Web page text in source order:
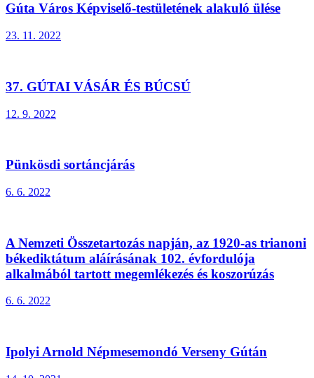
Gúta Város Képviselő-testületének alakuló ülése
23. 11. 2022
37. GÚTAI VÁSÁR ÉS BÚCSÚ
12. 9. 2022
Pünkösdi sortáncjárás
6. 6. 2022
A Nemzeti Összetartozás napján, az 1920-as trianoni
békediktátum aláírásának 102. évfordulója
alkalmából tartott megemlékezés és koszorúzás
6. 6. 2022
Ipolyi Arnold Népmesemondó Verseny Gútán